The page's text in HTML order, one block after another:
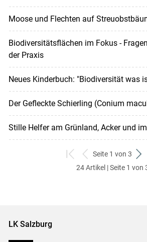
Moose und Flechten auf
Biodiversitätsflächen im Fokus -
der Praxis
Neues Kinderbuch: "Biodiversität was
Der Gefleckte Schierling (Conium
Stille Helfer am Grünland, Acker und
zum
ersten
zurück
zum
Seite 1 von 3
24 Artikel | Seite 1 von
LK Salzburg